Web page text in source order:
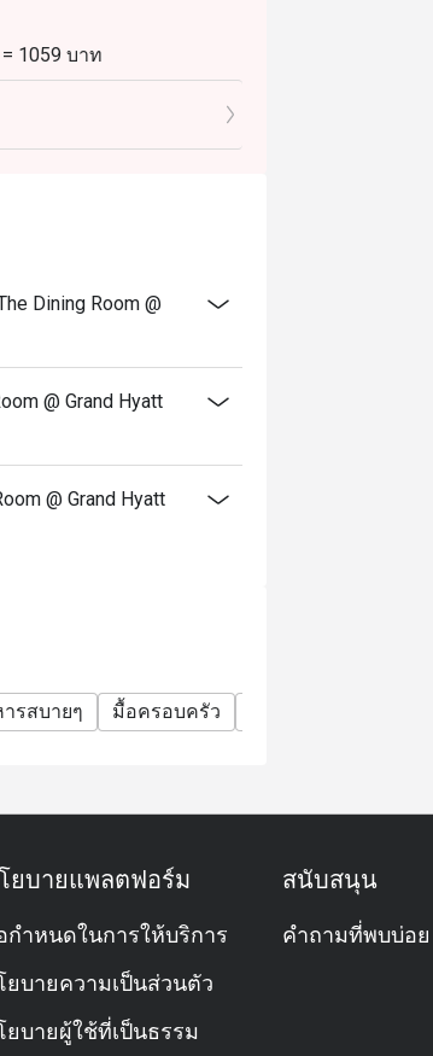
1059 บาท
บาท
1412 บาท
บาท
บาท
1509 บาท
บาท
จองเท่านั้น หากท่านมาถึง
งวันเกิด" ในรายละเอียด
ครับ อยู่ตรงชั้นล็อบบี้เลย
กลางวัน เย็น
Dining Room @
@ Grand Hyatt
@ Grand Hyatt
รสบายๆ มื้อครอบครัว
ยบายแพลตฟอร์ม
กำหนดในการให้บริการ
ยบายความเป็นส่วนตัว
ยบายผู้ใช้ที่เป็นธรรม
สนับสนุน
คำถามที่พบบ่อย